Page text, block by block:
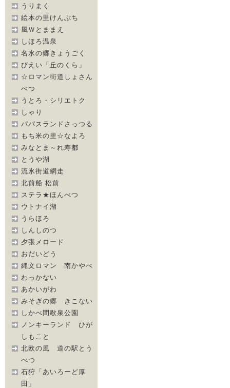
うりまく
絵本の里けんぶち
風Ｗとままえ
しほろ温泉
名水の郷きょうごく
びえい「丘のくら」
☆ロマン街道しょさん
べつ
うとろ・シリエトク
しゃり
パパスランドさっつる
もち米の里☆なよろ
みなとま～れ寿都
とうや湖
流氷街道網走
北前船 松前
ステラ★ほんべつ
ウトナイ湖
うらほろ
しんしのつ
夕張メロード
おだいどう
縄文ロマン 南かやべ
わっかない
あかいがわ
みそぎの郷 きこない
しかべ間歇泉公園
ノンキーランド ひが
しもこと
北欧の風 道の駅とう
べつ
石狩「あいろーど厚
田」